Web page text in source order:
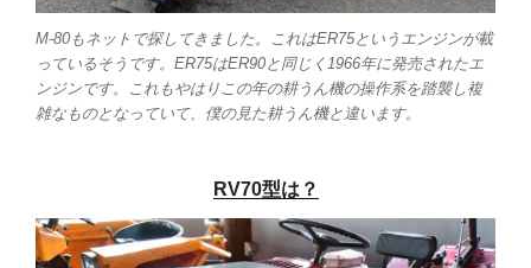
M-80もネットで探してきました。これはER75というエンジンが載
っているそうです。ER75はER90と同じく1966年に発売されたエ
ンジンです。これもやはりこの年の耕うん機の操作系を踏襲し複
雑なものとなっていて、僕の見た耕うん機と違います。
RV70型は？